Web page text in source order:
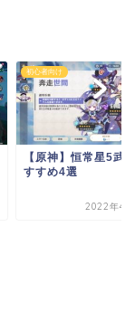
初心者向け
【原神】恒常星5武
すすめ4選
2022年4